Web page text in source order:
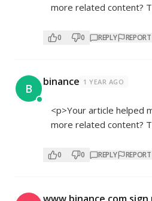
more related content?
0 0 REPLY
B binance 1 YEAR AGO
<p>Your article helped
more related content?
0 0 REPLY